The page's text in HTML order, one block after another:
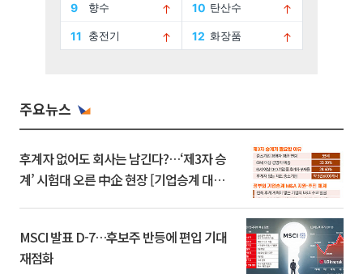
주요뉴스
후계자 없어도 회사는 남긴다?…‘제3자 승
계’ 시험대 오른 中企 현장 [기업승계 대전
MSCI 발표 D-7…후보주 반등에 편입 기대
재점화